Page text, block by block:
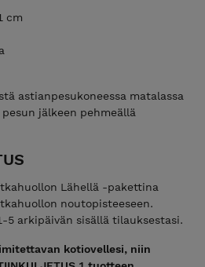
cm
astianpesukoneessa matalassa
jälkeen pehmeällä
Lähellä -pakettina
noutopisteeseen.
5 arkipäivän sisällä tilauksestasi.
kotiovellesi, niin